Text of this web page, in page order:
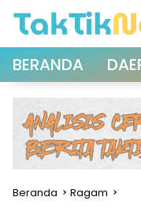
BERANDA
Beranda Ragam